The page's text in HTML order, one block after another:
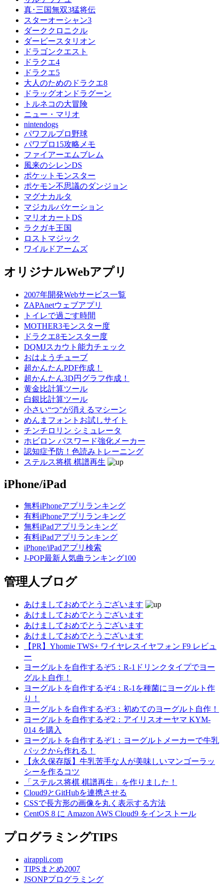
真･三国無双3猛将伝
スターオーシャン3
ダーククロニクル
ダービースタリオン
ドラゴンクエスト
ドラクエ4
ドラクエ5
大人のためのドラクエ8
ドラッグオンドラグーン
トルネコの大冒険
ニュー・マリオ
nintendogs
パワフルプロ野球
パワプロ15攻略メモ
ファイアーエムブレム
風来のシレンDS
ポケットモンスター
ポケモン不思議のダンジョン
マグナカルタ
マジカルバケーション
マリオカートDS
ラクガキ王国
ロストマジック
ワイルドアームズ
オリジナルWebアプリ
2007年開発Webサービス一覧
ZAPAnetウェブアプリ
トイレで過ごす時間
MOTHER3モンスター度
ドラクエ8モンスター度
DQMJスカウト能力チェック
おはようチューブ
超かんたんPDF作成！
超かんたん3D円グラフ作成！
黄金比計算ツール
白銀比計算ツール
小さい“つ”が消えるマシーン
めんまフォントお試しサイト
チンチロリン シミュレータ
ホビロン パスワード強化メーカー
認知症予防！色読みトレーニング
ステルス将棋 棋譜再生
iPhone/iPad
無料iPhoneアプリランキング
有料iPhoneアプリランキング
無料iPadアプリランキング
有料iPadアプリランキング
iPhone/iPadアプリ検索
J-POP最新人気曲ランキング100
管理人ブログ
あけましておめでとうございます
あけましておめでとうございます
あけましておめでとうございます
あけましておめでとうございます
【PR】Yhomie TWS+ ワイヤレスイヤフォン F9 レビュ
ー
ヨーグルトを自作するぞ5：R-1ドリンクタイプでヨー
グルト自作！
ヨーグルトを自作するぞ4：R-1を種菌にヨーグルト作
り！
ヨーグルトを自作するぞ3：初めてのヨーグルト自作！
ヨーグルトを自作するぞ2：アイリスオーヤマ KYM-
014 を購入
ヨーグルトを自作するぞ1：ヨーグルトメーカーで牛乳
パックから作れる！
【永久保存版】牛乳苦手な人が美味しいマンゴーラッ
シーを作るコツ
「ステルス将棋 棋譜再生」を作りました！
Cloud9とGitHubを連携させる
CSSで長方形の画像を丸く表示する方法
CentOS 8 に Amazon AWS Cloud9 をインストール
プログラミングTIPS
airappli.com
TIPSまとめ2007
JSONPプログラミング